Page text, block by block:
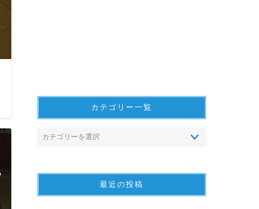
カテゴリー一覧
最近の投稿